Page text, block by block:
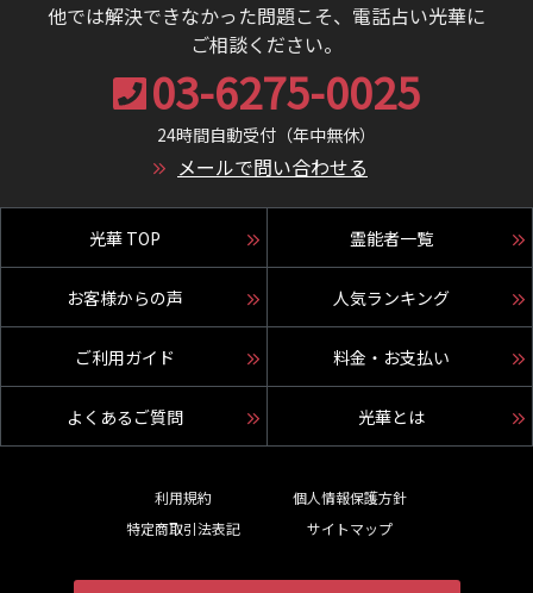
他では解決できなかった問題こそ、電話占い光華に
ご相談ください。
03-6275-0025
24時間自動受付（年中無休）
メールで問い合わせる
光華 TOP 霊能者一覧
お客様からの声 人気ランキング
ご利用ガイド 料金・お支払い
よくあるご質問 光華とは
利用規約
特定商取引法表記
個人情報保護方針
サイトマップ